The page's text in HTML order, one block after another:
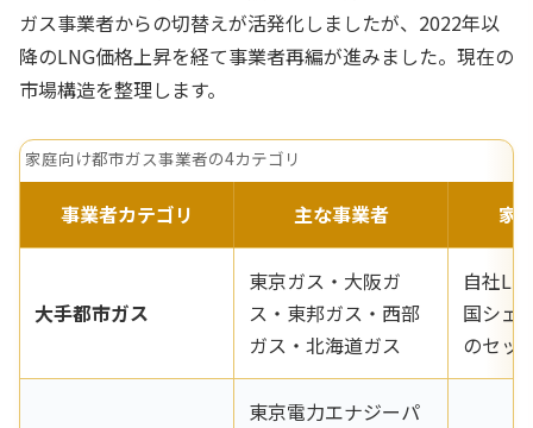
ガス事業者からの切替えが活発化しましたが、2022年以
降のLNG価格上昇を経て事業者再編が進みました。現在の
市場構造を整理します。
家庭向け都市ガス事業者の4カテゴリ
事業者カテゴリ 主な事業者 家
大手都市ガス
東京ガス・大阪ガ
ス・東邦ガス・西部
ガス・北海道ガス
自社
国シェ
のセッ
東京電力エナジーパ